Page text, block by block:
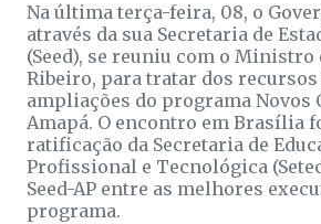
Na última terça-feira, 08, o
através da sua Secretaria de
(Seed), se reuniu com o
Ribeiro, para tratar dos
ampliações do programa Novos
Amapá. O encontro em Brasília
ratificação da Secretaria de
Profissional e Tecnológica
Seed-AP entre as melhores
programa.